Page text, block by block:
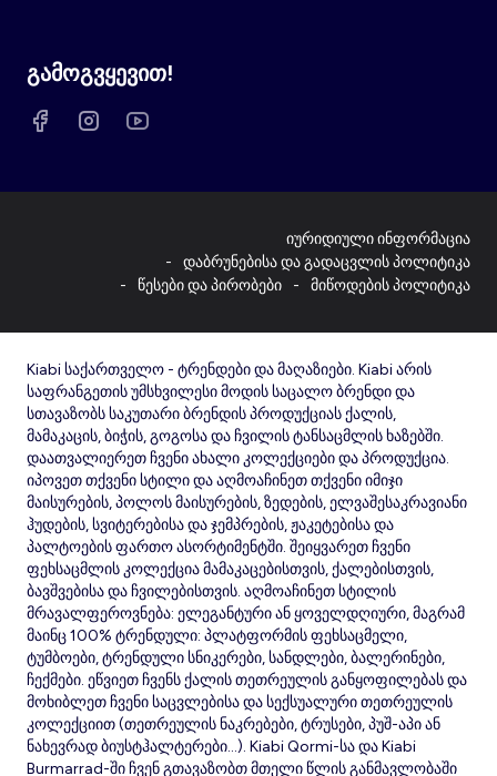
გამოგვყევით!
იურიდიული ინფორმაცია
დაბრუნებისა და გადაცვლის პოლიტიკა
წესები და პირობები
მიწოდების პოლიტიკა
Kiabi საქართველო - ტრენდები და მაღაზიები. Kiabi არის
საფრანგეთის უმსხვილესი მოდის საცალო ბრენდი და
სთავაზობს საკუთარი ბრენდის პროდუქციას ქალის,
მამაკაცის, ბიჭის, გოგოსა და ჩვილის ტანსაცმლის ხაზებში.
დაათვალიერეთ ჩვენი ახალი კოლექციები და პროდუქცია.
იპოვეთ თქვენი სტილი და აღმოაჩინეთ თქვენი იმიჯი
მაისურების, პოლოს მაისურების, ზედების, ელვაშესაკრავიანი
ჰუდების, სვიტერებისა და ჯემპრების, ჟაკეტებისა და
პალტოების ფართო ასორტიმენტში. შეიყვარეთ ჩვენი
ფეხსაცმლის კოლექცია მამაკაცებისთვის, ქალებისთვის,
ბავშვებისა და ჩვილებისთვის. აღმოაჩინეთ სტილის
მრავალფეროვნება: ელეგანტური ან ყოველდღიური, მაგრამ
მაინც 100% ტრენდული: პლატფორმის ფეხსაცმელი,
ტუმბოები, ტრენდული სნიკერები, სანდლები, ბალერინები,
ჩექმები. ეწვიეთ ჩვენს ქალის თეთრეულის განყოფილებას და
მოხიბლეთ ჩვენი საცვლებისა და სექსუალური თეთრეულის
კოლექციით (თეთრეულის ნაკრებები, ტრუსები, პუშ-აპი ან
ნახევრად ბიუსტჰალტერები...). Kiabi Qormi-სა და Kiabi
Burmarrad-ში ჩვენ გთავაზობთ მთელი წლის განმავლობაში